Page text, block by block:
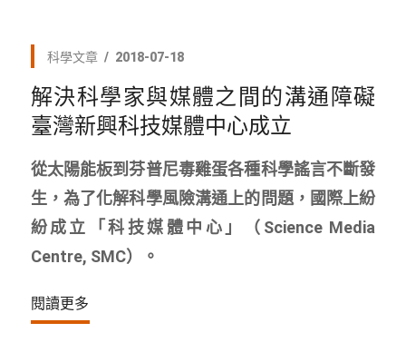
科學文章 2018-07-18
解決科學家與媒體之間的溝通障礙
臺灣新興科技媒體中心成立
從太陽能板到芬普尼毒雞蛋各種科學謠言不斷發
生，為了化解科學風險溝通上的問題，國際上紛
紛成立「科技媒體中心」（Science Media
Centre, SMC）。
閱讀更多